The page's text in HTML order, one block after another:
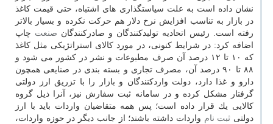
نشان داده است به علت سیاستگذاری های اشتباه، حتی قیمت كاغذ
در بازار به تناسب افزایش نرخ دلار هم حركت نكرده و بسیار بالاتر
رفته است. رئیس اتحادیه تولیدكنندگان و صادركنندگان صنعت چاپ
اضافه كرد: در شرایط كنونی، در مورد كالای استراتژیكی مثل كاغذ
كه ۱۰ تا ۱۲ درصد آن صرف مطبوعات و نشر در كشور می شود و
۸۸ تا ۹۰ درصد آن، مصرف تجاری و بسته بندی در صنایعی همچون
دارو و غذا دارد، دولت واردكنندگان و بازار را با تزریق ارز دولتی
گرفتار مشكل كرده و در سامانه ثبت سفارش نیز، آنرا ذیل گروه
كالایی یك قرار داده است؛ پس همه متقاضیان واردات باید با ارز
دولتی ثبت نام واردات داشته باشند؛ از جانب دیگر در حوزه واردات،